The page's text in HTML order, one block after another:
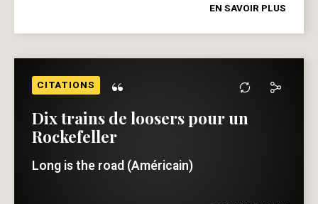
EN SAVOIR PLUS
CITATIONS “
Dix trains de loosers pour un
Rockefeller
Long is the road (Américain)